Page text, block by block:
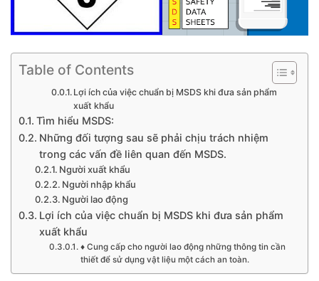
Table of Contents
Lợi ích của việc chuẩn bị MSDS khi đưa sản phẩm
xuất khẩu
Tìm hiểu MSDS:
Những đối tượng sau sẽ phải chịu trách nhiệm
trong các vấn đề liên quan đến MSDS.
Người xuất khẩu
Người nhập khẩu
Người lao động
Lợi ích của việc chuẩn bị MSDS khi đưa sản phẩm
xuất khẩu
♦ Cung cấp cho người lao động những thông tin cần
thiết để sử dụng vật liệu một cách an toàn.